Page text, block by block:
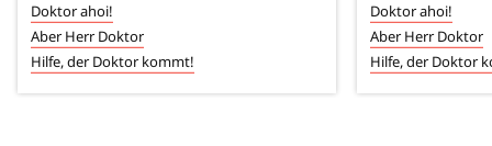
Doktor ahoi!
Aber Herr Doktor
Hilfe, der Doktor kommt!
Doktor ahoi!
Aber Herr Doktor
Hilfe, der Doktor